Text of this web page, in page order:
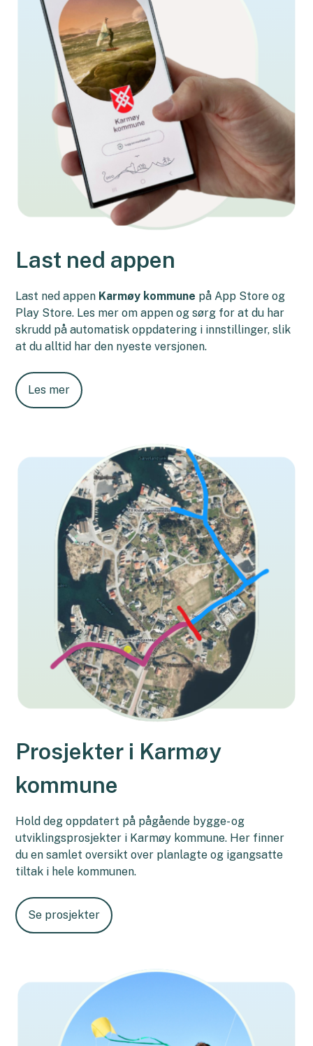
Last ned appen
Last ned appen Karmøy kommune på App Store og
Play Store. Les mer om appen og sørg for at du har
skrudd på automatisk oppdatering i innstillinger, slik
at du alltid har den nyeste versjonen.
Les mer
Prosjekter i Karmøy
kommune
Hold deg oppdatert på pågående bygge- og
utviklingsprosjekter i Karmøy kommune. Her finner
du en samlet oversikt over planlagte og igangsatte
tiltak i hele kommunen.
Se prosjekter